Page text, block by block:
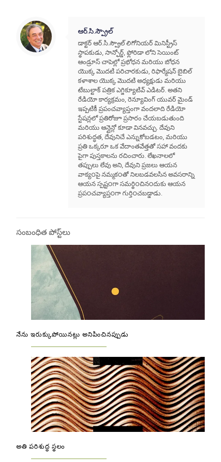
ఆర్.సి.స్ప్రౌల్
డాక్టర్ ఆర్.సి.స్ప్రౌల్ లిగోనియర్ మినిస్ట్రీస్
స్థాపకుడు, సాన్ఫోర్డ్, ఫ్లోరిడా లోని సెయింట్
ఆండ్రూస్ చాపెల్లో ప్రభోధన మరియు బోధన
యొక్క మొదటి పరిచారకుడు, రిఫార్మేషన్ బైబిల్
కళాశాల యొక్క మొదటి అధ్యక్షుడు మరియు
టేబుల్టాక్ పత్రిక ఎగ్జిక్యూటివ్ ఎడిటర్. అతని
రేడియో కార్యక్రమం, రెన్యూవింగ్ యువర్ మైండ్
ఇప్పటికీ ప్రపంచవ్యాప్తంగా వందలాది రేడియో
స్టేషన్లలో ప్రతిరోజూ ప్రసారం చేయబడుతుంది
మరియు ఆన్లైన్లో కూడా వినవచ్చు. దేవుని
పరిశుద్ధత, దేవునిచే ఎన్నుకోబడటం, మరియు
ప్రతి ఒక్కరూ ఒక వేదాంతవేత్తతో సహా వందకు
పైగా పుస్తకాలను రచించారు. లేఖనాలలో
తప్పులు లేవు అని, దేవుని ప్రజలు ఆయన
వాక్య౦పై నమ్మక౦తో నిలబడవలసిన అవసరాన్ని
ఆయన స్పష్ట౦గా సమర్థి౦చిన౦దుకు ఆయన
ప్రప౦చవ్యాప్త౦గా గుర్తి౦చబడ్డాడు.
సంబంధిత పోస్ట్‌లు
నేను ఇరుక్కుపోయినట్లు అనిపించినప్పుడు
అతి పరిశుద్ధ స్థలం